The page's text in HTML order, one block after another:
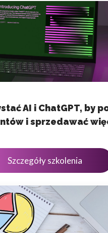
AI i ChatGPT, by
i sprzedawać
Szczegóły szkolenia
stron
informacje.
dla poszczególnych
które są w procesie
Zapisz moje